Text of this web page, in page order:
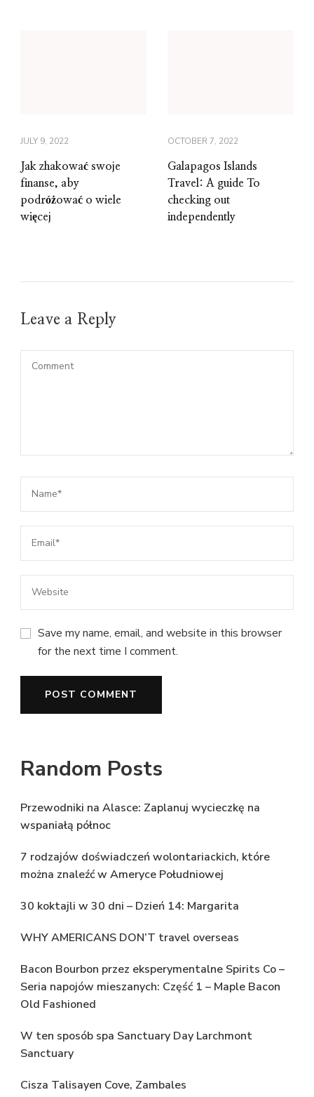
JULY 9, 2022
Jak zhakować swoje
finanse, aby
podróżować o wiele
więcej
OCTOBER 7, 2022
Galapagos Islands
Travel: A guide To
checking out
independently
Leave a Reply
Save my name, email, and website in this browser
for the next time I comment.
Random Posts
Przewodniki na Alasce: Zaplanuj wycieczkę na
wspaniałą północ
7 rodzajów doświadczeń wolontariackich, które
można znaleźć w Ameryce Południowej
30 koktajli w 30 dni – Dzień 14: Margarita
WHY AMERICANS DON’T travel overseas
Bacon Bourbon przez eksperymentalne Spirits Co –
Seria napojów mieszanych: Część 1 – Maple Bacon
Old Fashioned
W ten sposób spa Sanctuary Day Larchmont
Sanctuary
Cisza Talisayen Cove, Zambales